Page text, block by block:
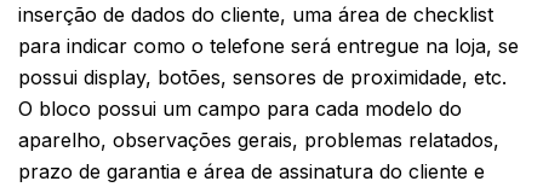
inserção de dados do cliente, uma área de checklist
para indicar como o telefone será entregue na loja, se
possui display, botões, sensores de proximidade, etc.
O bloco possui um campo para cada modelo do
aparelho, observações gerais, problemas relatados,
prazo de garantia e área de assinatura do cliente e